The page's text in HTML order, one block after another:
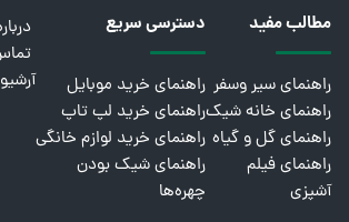
مطالب مفید
راهنمای سیر وسفر
راهنمای خانه شیک
راهنمای گل و گیاه
راهنمای فیلم
آشپزی
دسترسی سریع
راهنمای خرید موبایل
راهنمای خرید لپ تاپ
راهنمای خرید لوازم خانگی
راهنمای شیک بودن
چهره‌ها
آرشیو